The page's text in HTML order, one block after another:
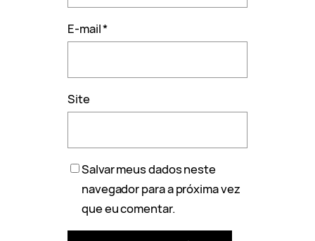
E-mail*
Site
Salvar meus dados neste
navegador para a próxima vez
que eu comentar.